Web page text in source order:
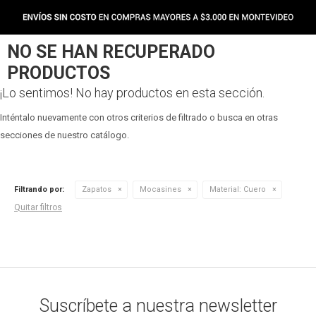
NO SE HAN RECUPERADO
PRODUCTOS
¡Lo sentimos! No hay productos en esta sección.
Inténtalo nuevamente con otros criterios de filtrado o busca en otras
secciones de nuestro catálogo.
Filtrando por: Zapatos Mocasines Material: Cuero
Quitar filtros
Suscríbete a nuestra newsletter